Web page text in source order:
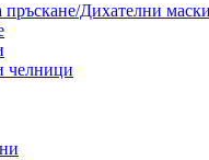
Дихателни маски
челници